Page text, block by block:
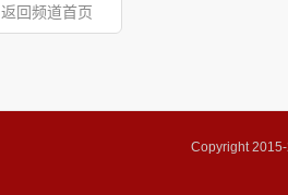
返回频道首页
Copyright